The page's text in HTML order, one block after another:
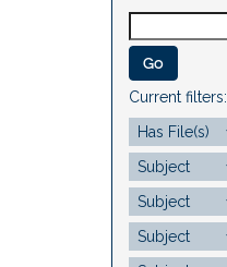
Current filters: